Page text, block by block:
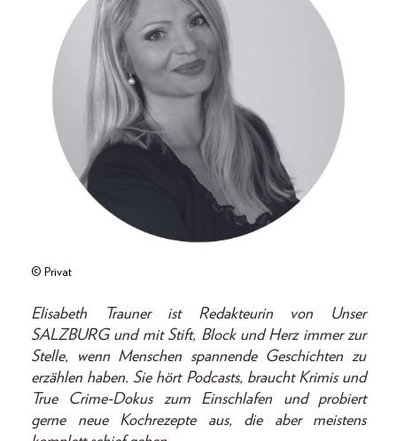
© Privat
Elisabeth Trauner ist Redakteurin von Unser
SALZBURG und mit Stift, Block und Herz immer zur
Stelle, wenn Menschen spannende Geschichten zu
erzählen haben. Sie hört Podcasts, braucht Krimis und
True Crime-Dokus zum Einschlafen und probiert
gerne neue Kochrezepte aus, die aber meistens